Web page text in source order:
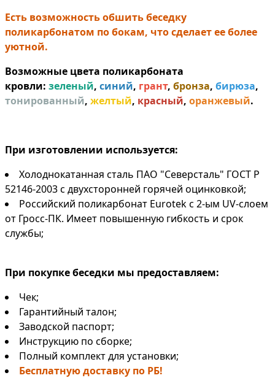
Есть возможность обшить беседку
поликарбонатом по бокам, что сделает ее более
уютной.
Возможные цвета поликарбоната
кровли: зеленый, синий, грант, бронза, бирюза,
тонированный, желтый, красный, оранжевый.
При изготовлении используется:
Холоднокатанная сталь ПАО "Северсталь" ГОСТ Р
52146-2003 с двухсторонней горячей оцинковкой;
Российский поликарбонат Eurotek с 2-ым UV-слоем
от Гросс-ПК. Имеет повышенную гибкость и срок
службы;
При покупке беседки мы предоставляем:
Чек;
Гарантийный талон;
Заводской паспорт;
Инструкцию по сборке;
Полный комплект для установки;
Бесплатную доставку по РБ!